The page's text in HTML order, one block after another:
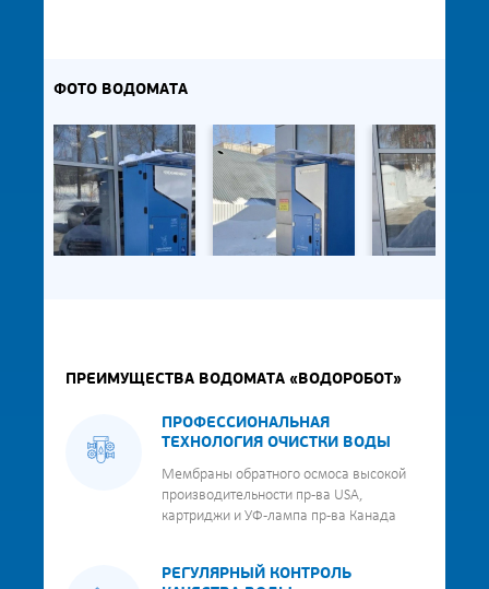
ФОТО ВОДОМАТА
ПРЕИМУЩЕСТВА ВОДОМАТА «ВОДОРОБОТ»
ПРОФЕССИОНАЛЬНАЯ
ТЕХНОЛОГИЯ ОЧИСТКИ ВОДЫ
Мембраны обратного осмоса высокой
производительности пр-ва USA,
картриджи и УФ-лампа пр-ва Канада
РЕГУЛЯРНЫЙ КОНТРОЛЬ